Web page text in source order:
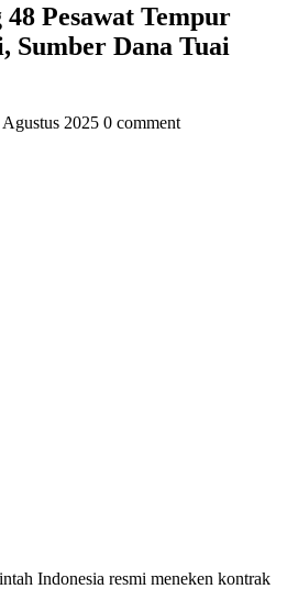
Pesawat Tempur
Dana Tuai
Agustus 2025 0 comment
Indonesia resmi meneken kontrak